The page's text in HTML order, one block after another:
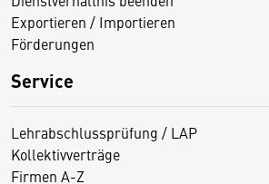
Exportieren / Importieren
Förderungen
Service
Lehrabschlussprüfung / LAP
Kollektivverträge
Firmen A-Z